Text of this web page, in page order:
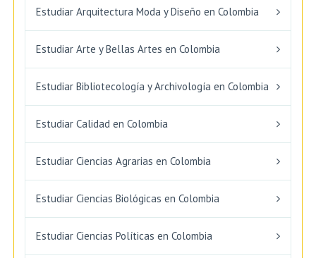
Estudiar Arquitectura Moda y Diseño en Colombia
Estudiar Arte y Bellas Artes en Colombia
Estudiar Bibliotecología y Archivología en Colombia
Estudiar Calidad en Colombia
Estudiar Ciencias Agrarias en Colombia
Estudiar Ciencias Biológicas en Colombia
Estudiar Ciencias Políticas en Colombia